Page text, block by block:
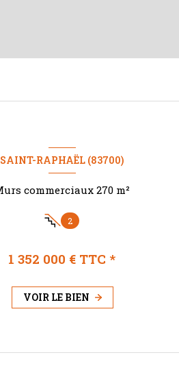
SAINT-RAPHAËL (83700)
Murs commerciaux 270 m²
2
1 352 000 € TTC *
VOIR LE BIEN